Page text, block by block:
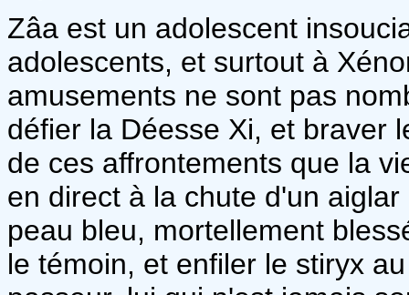
Zâa est un adolescent
adolescents, et surtout à
amusements ne sont pas
défier la Déesse Xi, et braver
de ces affrontements que la
en direct à la chute d'un
peau bleu, mortellement
le témoin, et enfiler le stiryx